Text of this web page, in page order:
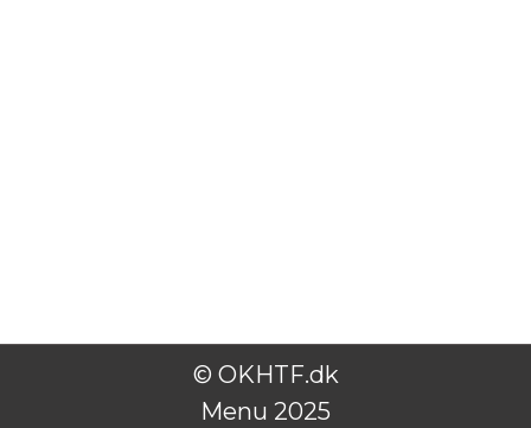
© OKHTF.dk
Menu 2025